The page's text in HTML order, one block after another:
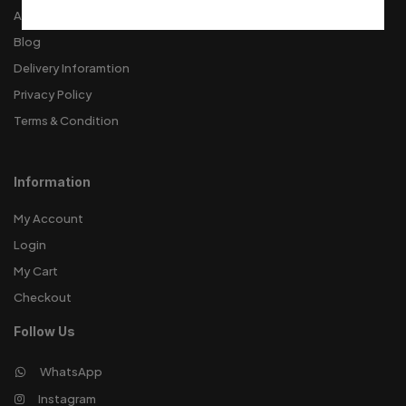
About Us
Blog
Delivery Inforamtion
Privacy Policy
Terms & Condition
Information
My Account
Login
My Cart
Checkout
Follow Us
WhatsApp
Instagram